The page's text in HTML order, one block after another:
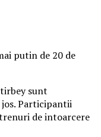
putin de 20 de
sunt
Participantii
de intoarcere